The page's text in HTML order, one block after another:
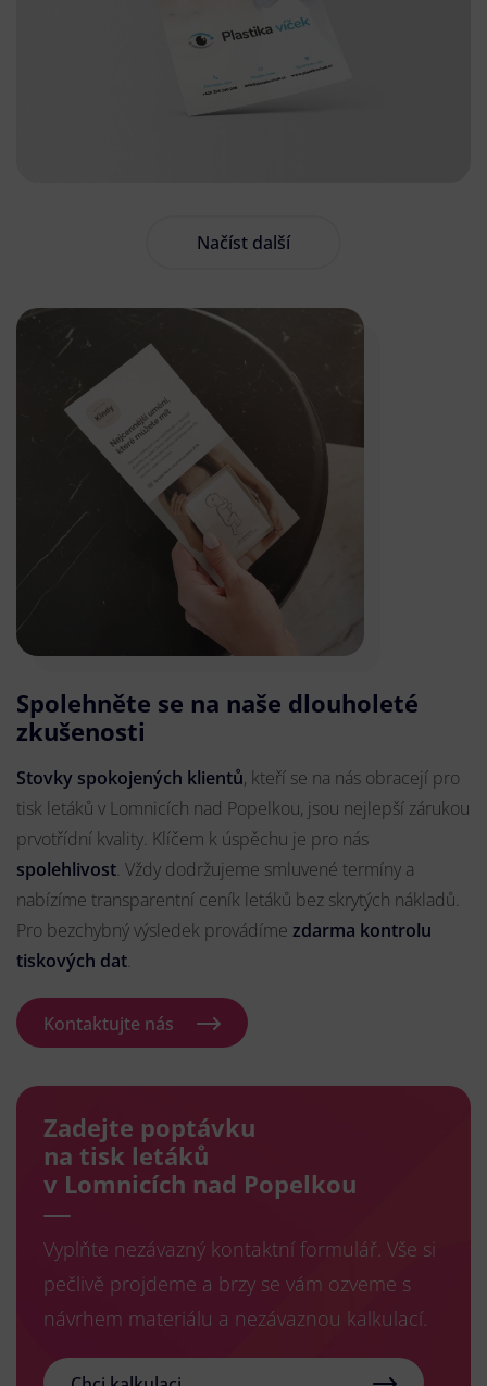
Načíst další
Spolehněte se na naše dlouholeté
zkušenosti
Stovky spokojených klientů, kteří se na nás obracejí pro
tisk letáků v Lomnicích nad Popelkou, jsou nejlepší zárukou
prvotřídní kvality. Klíčem k úspěchu je pro nás
spolehlivost. Vždy dodržujeme smluvené termíny a
nabízíme transparentní ceník letáků bez skrytých nákladů.
Pro bezchybný výsledek provádíme zdarma kontrolu
tiskových dat.
Kontaktujte nás
Zadejte poptávku
na tisk letáků
v Lomnicích nad Popelkou
Vyplňte nezávazný kontaktní formulář. Vše si
pečlivě projdeme a brzy se vám ozveme s
návrhem materiálu a nezávaznou kalkulací.